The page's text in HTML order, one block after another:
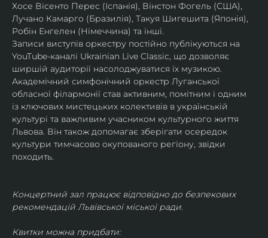
Хосе Вісенто Перес (Іспанія), Вінстон Фогель (США),
Лучано Камарго (Бразилія), Такуя Шигешита (Японія),
Робін Енгелен (Німеччина) та інші.
Записи виступів оркестру постійно публікуються на
YouTube-каналі Ukrainian Live Classic, що дозволяє
ширшій аудиторії насолоджуватися їх музикою​.
Академічний симфонічний оркестр Луганської
обласної філармонії став активним, помітним і одним
із ключових мистецьких колективів в українській
культурі та важливим учасником культурного життя
Львова. Він також допомагає зберігати осередок
культури тимчасово окупованого регіону, звідки
походить.
Концертний зал працює відповідно до безпекових
рекомендацій Львівської міської ради.
Квитки можна придбати: